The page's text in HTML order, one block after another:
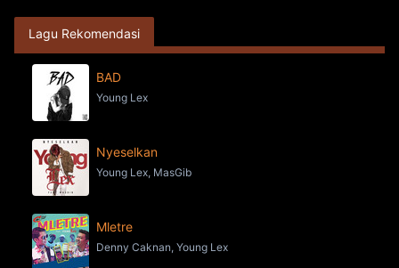
Lagu Rekomendasi
BAD
Young Lex
Nyeselkan
Young Lex, MasGib
Mletre
Denny Caknan, Young Lex